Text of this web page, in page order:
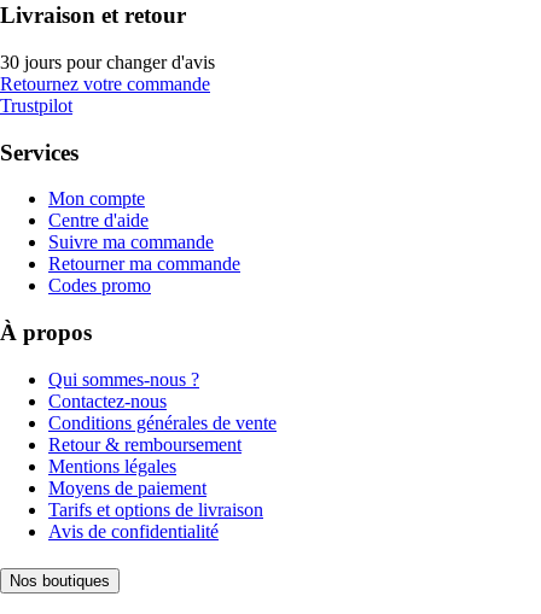
Livraison et retour
30 jours pour changer d'avis
Retournez votre commande
Trustpilot
Services
Mon compte
Centre d'aide
Suivre ma commande
Retourner ma commande
Codes promo
À propos
Qui sommes-nous ?
Contactez-nous
Conditions générales de vente
Retour & remboursement
Mentions légales
Moyens de paiement
Tarifs et options de livraison
Avis de confidentialité
Nos boutiques